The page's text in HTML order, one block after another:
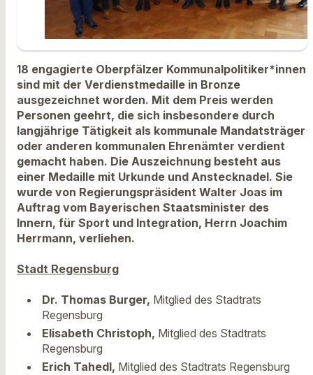
18 engagierte Oberpfälzer Kommunalpolitiker*innen
sind mit der Verdienstmedaille in Bronze
ausgezeichnet worden. Mit dem Preis werden
Personen geehrt, die sich insbesondere durch
langjährige Tätigkeit als kommunale Mandatsträger
oder anderen kommunalen Ehrenämter verdient
gemacht haben. Die Auszeichnung besteht aus
einer Medaille mit Urkunde und Anstecknadel. Sie
wurde von Regierungspräsident Walter Joas im
Auftrag vom Bayerischen Staatsminister des
Innern, für Sport und Integration, Herrn Joachim
Herrmann, verliehen.
Stadt Regensburg
Dr. Thomas Burger, Mitglied des Stadtrats
Regensburg
Elisabeth Christoph, Mitglied des Stadtrats
Regensburg
Erich Tahedl, Mitglied des Stadtrats Regensburg